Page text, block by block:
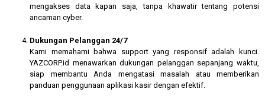
mengakses data kapan saja, tanpa khawatir tentang potensi
ancaman cyber.
Dukungan Pelanggan 24/7
Kami memahami bahwa support yang responsif adalah kunci.
YAZCORP.id menawarkan dukungan pelanggan sepanjang waktu,
siap membantu Anda mengatasi masalah atau memberikan
panduan penggunaan aplikasi kasir dengan efektif.